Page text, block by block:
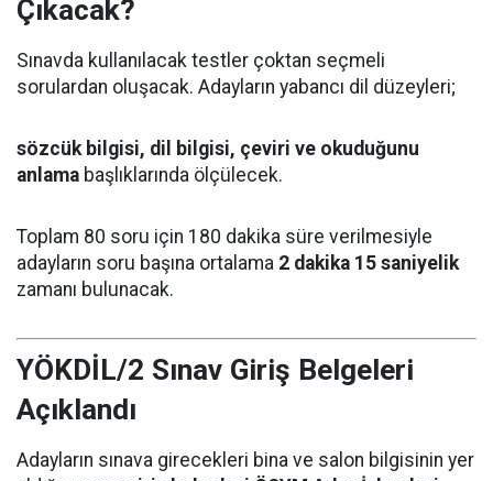
Çıkacak?
Sınavda kullanılacak testler çoktan seçmeli
sorulardan oluşacak. Adayların yabancı dil düzeyleri;
sözcük bilgisi, dil bilgisi, çeviri ve okuduğunu
anlama başlıklarında ölçülecek.
Toplam 80 soru için 180 dakika süre verilmesiyle
adayların soru başına ortalama 2 dakika 15 saniyelik
zamanı bulunacak.
YÖKDİL/2 Sınav Giriş Belgeleri
Açıklandı
Adayların sınava girecekleri bina ve salon bilgisinin yer